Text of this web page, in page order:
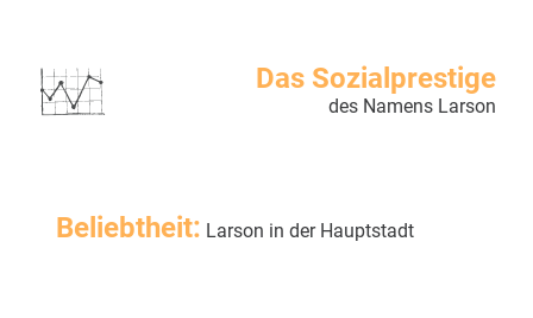
Das Sozialprestige
des Namens Larson
Beliebtheit: Larson in der Hauptstadt